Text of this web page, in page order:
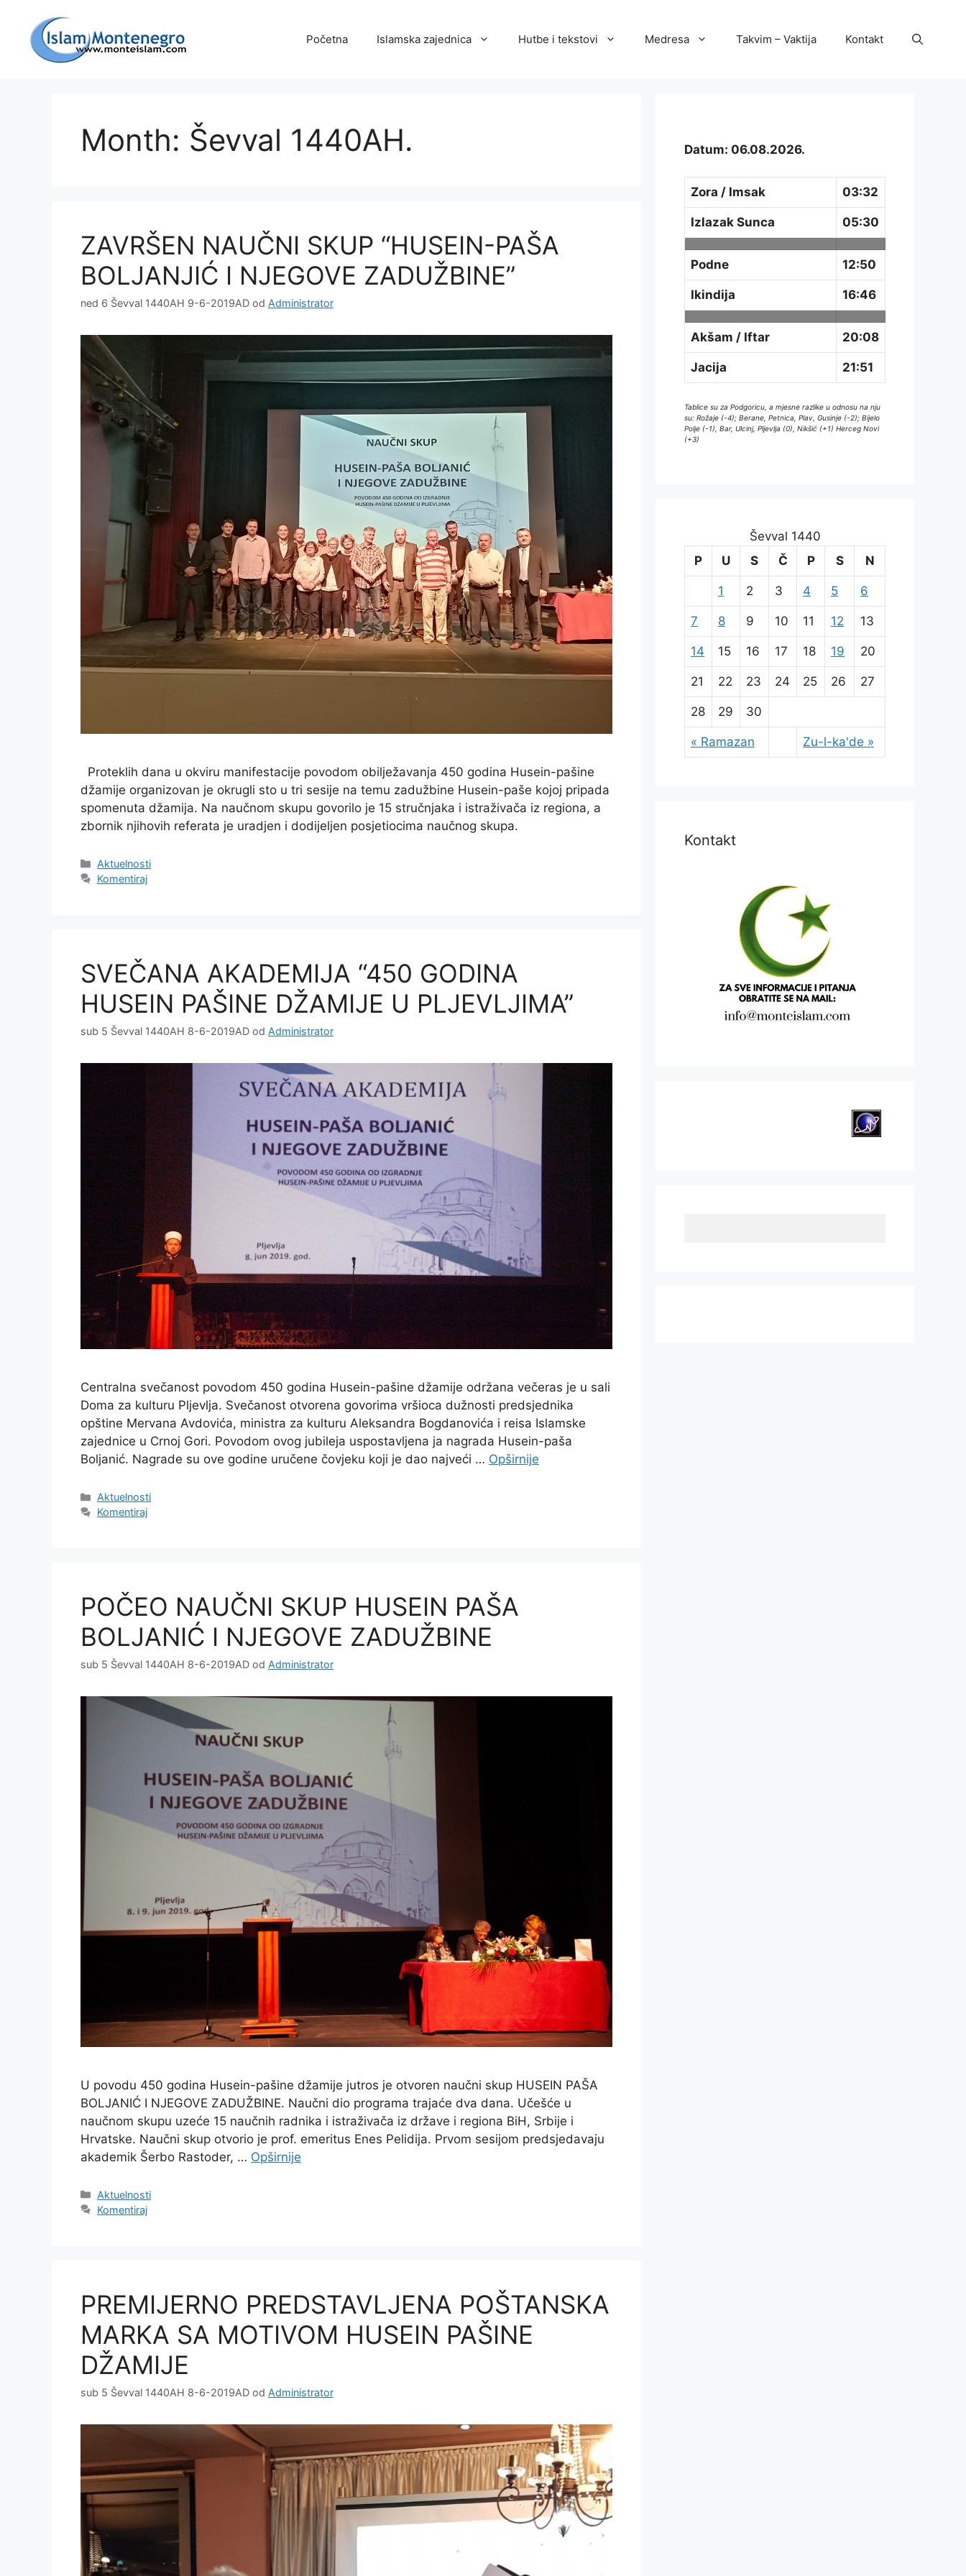
sadržaj
Početna Islamska zajednica Hutbe i tekstovi Medresa Takvim – Vaktija Kontakt
Month: Ševval 1440AH.
ZAVRŠEN NAUČNI SKUP “HUSEIN-PAŠA
BOLJANJIĆ I NJEGOVE ZADUŽBINE”
ned 6 Ševval 1440AH 9-6-2019AD od Administrator
Proteklih dana u okviru manifestacije povodom obilježavanja 450 godina Husein-pašine
džamije organizovan je okrugli sto u tri sesije na temu zadužbine Husein-paše kojoj pripada
spomenuta džamija. Na naučnom skupu govorilo je 15 stručnjaka i istraživača iz regiona, a
zbornik njihovih referata je uradjen i dodijeljen posjetiocima naučnog skupa.
Kategorije
Aktuelnosti
Komentiraj
SVEČANA AKADEMIJA “450 GODINA
HUSEIN PAŠINE DŽAMIJE U PLJEVLJIMA”
sub 5 Ševval 1440AH 8-6-2019AD od Administrator
Centralna svečanost povodom 450 godina Husein-pašine džamije održana večeras je u sali
Doma za kulturu Pljevlja. Svečanost otvorena govorima vršioca dužnosti predsjednika
opštine Mervana Avdovića, ministra za kulturu Aleksandra Bogdanovića i reisa Islamske
zajednice u Crnoj Gori. Povodom ovog jubileja uspostavljena ja nagrada Husein-paša
Boljanić. Nagrade su ove godine uručene čovjeku koji je dao najveći … Opširnije
Kategorije
Aktuelnosti
Komentiraj
POČEO NAUČNI SKUP HUSEIN PAŠA
BOLJANIĆ I NJEGOVE ZADUŽBINE
sub 5 Ševval 1440AH 8-6-2019AD od Administrator
U povodu 450 godina Husein-pašine džamije jutros je otvoren naučni skup HUSEIN PAŠA
BOLJANIĆ I NJEGOVE ZADUŽBINE. Naučni dio programa trajaće dva dana. Učešće u
naučnom skupu uzeće 15 naučnih radnika i istraživača iz države i regiona BiH, Srbije i
Hrvatske. Naučni skup otvorio je prof. emeritus Enes Pelidija. Prvom sesijom predsjedavaju
akademik Šerbo Rastoder, … Opširnije
Kategorije
Aktuelnosti
Komentiraj
PREMIJERNO PREDSTAVLJENA POŠTANSKA
MARKA SA MOTIVOM HUSEIN PAŠINE
DŽAMIJE
sub 5 Ševval 1440AH 8-6-2019AD od Administrator
Datum: 06.08.2026.
Zora / Imsak 03:32
Izlazak Sunca 05:30
Podne 12:50
Ikindija 16:46
Akšam / Iftar 20:08
Jacija 21:51
Tablice su za Podgoricu, a mjesne razlike u odnosu na nju
su: Rožaje (-4); Berane, Petnica, Plav, Gusinje (-2); Bijelo
Polje (-1), Bar, Ulcinj, Pljevlja (0), Nikšić (+1) Herceg Novi
(+3)
Ševval 1440
P
U S Č P S N
« Ramazan Zu-l-ka'de »
1 2 3 4 5 6
7 8 9 10 11 12 13
14 15 16 17 18 19 20
21 22 23 24 25 26 27
28 29 30
Kontakt